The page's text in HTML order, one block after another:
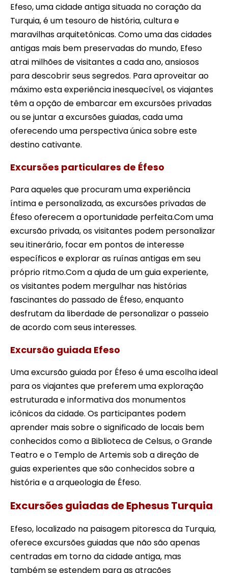
Efeso, uma cidade antiga situada no coração da
Turquia, é um tesouro de história, cultura e
maravilhas arquitetônicas. Como uma das cidades
antigas mais bem preservadas do mundo, Efeso
atrai milhões de visitantes a cada ano, ansiosos
para descobrir seus segredos. Para aproveitar ao
máximo esta experiência inesquecível, os viajantes
têm a opção de embarcar em excursões privadas
ou se juntar a excursões guiadas, cada uma
oferecendo uma perspectiva única sobre este
destino cativante.
Excursões particulares de Éfeso
Para aqueles que procuram uma experiência
íntima e personalizada, as excursões privadas de
Éfeso oferecem a oportunidade perfeita.Com uma
excursão privada, os visitantes podem personalizar
seu itinerário, focar em pontos de interesse
específicos e explorar as ruínas antigas em seu
próprio ritmo.Com a ajuda de um guia experiente,
os visitantes podem mergulhar nas histórias
fascinantes do passado de Éfeso, enquanto
desfrutam da liberdade de personalizar o passeio
de acordo com seus interesses.
Excursão guiada Efeso
Uma excursão guiada por Éfeso é uma escolha ideal
para os viajantes que preferem uma exploração
estruturada e informativa dos monumentos
icônicos da cidade. Os participantes podem
aprender mais sobre o significado de locais bem
conhecidos como a Biblioteca de Celsus, o Grande
Teatro e o Templo de Artemis sob a direção de
guias experientes que são conhecidos sobre a
história e a arqueologia de Éfeso.
Excursões guiadas de Ephesus Turquia
Efeso, localizado na paisagem pitoresca da Turquia,
oferece excursões guiadas que não são apenas
centradas em torno da cidade antiga, mas
também se estendem para as atrações